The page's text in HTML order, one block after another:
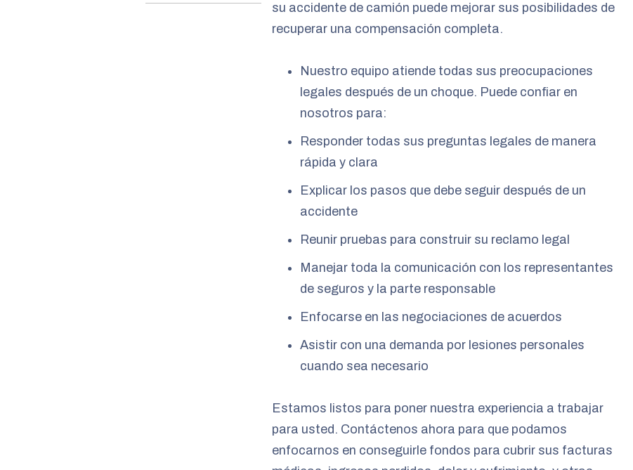
su accidente de camión puede mejorar sus posibilidades de
recuperar una compensación completa.
Nuestro equipo atiende todas sus preocupaciones
legales después de un choque. Puede confiar en
nosotros para:
Responder todas sus preguntas legales de manera
rápida y clara
Explicar los pasos que debe seguir después de un
accidente
Reunir pruebas para construir su reclamo legal
Manejar toda la comunicación con los representantes
de seguros y la parte responsable
Enfocarse en las negociaciones de acuerdos
Asistir con una demanda por lesiones personales
cuando sea necesario
Estamos listos para poner nuestra experiencia a trabajar
para usted. Contáctenos ahora para que podamos
enfocarnos en conseguirle fondos para cubrir sus facturas